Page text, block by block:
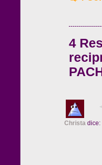
4
Christa dice: